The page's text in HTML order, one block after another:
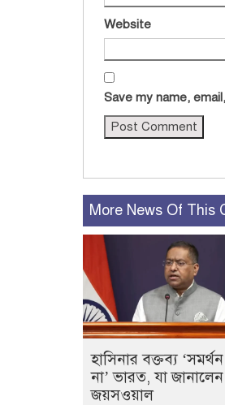
Website
Save my name,
More News Of This
হাসিনার বক্তব্য
না’ ভারত, যা জানালেন
জয়সওয়াল